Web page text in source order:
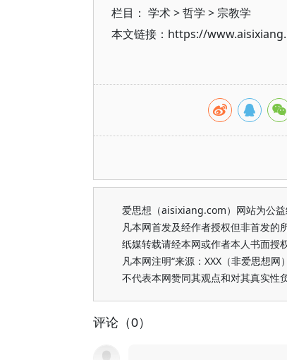
栏目： 学术>哲学 >宗教学
本文链接：https://
爱思想（aisixiang.com）网站为公益
凡本网首发及经作者授权但非首发的
纸媒转载请经本网或作者本人书面授权
凡本网注明“来源：XXX（非爱思想
不代表本网赞同其观点和对其真实性
评论（0）